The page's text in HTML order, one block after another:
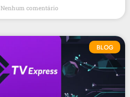
Nenhum comentário
BLOG